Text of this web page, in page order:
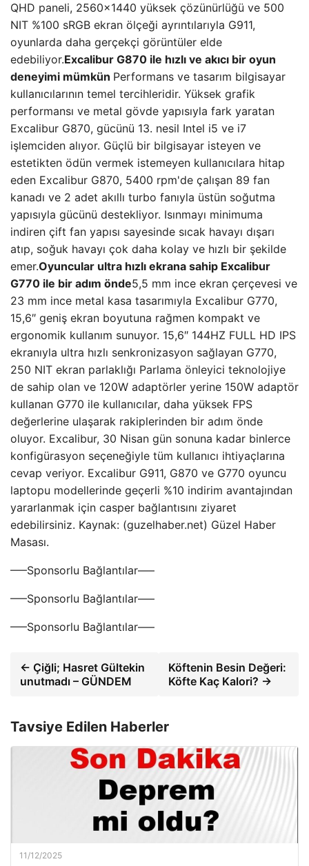
QHD paneli, 2560×1440 yüksek çözünürlüğü ve 500
NIT %100 sRGB ekran ölçeği ayrıntılarıyla G911,
oyunlarda daha gerçekçi görüntüler elde
edebiliyor.Excalibur G870 ile hızlı ve akıcı bir oyun
deneyimi mümkün Performans ve tasarım bilgisayar
kullanıcılarının temel tercihleridir. Yüksek grafik
performansı ve metal gövde yapısıyla fark yaratan
Excalibur G870, gücünü 13. nesil Intel i5 ve i7
işlemciden alıyor. Güçlü bir bilgisayar isteyen ve
estetikten ödün vermek istemeyen kullanıcılara hitap
eden Excalibur G870, 5400 rpm'de çalışan 89 fan
kanadı ve 2 adet akıllı turbo fanıyla üstün soğutma
yapısıyla gücünü destekliyor. Isınmayı minimuma
indiren çift fan yapısı sayesinde sıcak havayı dışarı
atıp, soğuk havayı çok daha kolay ve hızlı bir şekilde
emer.Oyuncular ultra hızlı ekrana sahip Excalibur
G770 ile bir adım önde5,5 mm ince ekran çerçevesi ve
23 mm ince metal kasa tasarımıyla Excalibur G770,
15,6″ geniş ekran boyutuna rağmen kompakt ve
ergonomik kullanım sunuyor. 15,6″ 144HZ FULL HD IPS
ekranıyla ultra hızlı senkronizasyon sağlayan G770,
250 NIT ekran parlaklığı Parlama önleyici teknolojiye
de sahip olan ve 120W adaptörler yerine 150W adaptör
kullanan G770 ile kullanıcılar, daha yüksek FPS
değerlerine ulaşarak rakiplerinden bir adım önde
oluyor. Excalibur, 30 Nisan gün sonuna kadar binlerce
konfigürasyon seçeneğiyle tüm kullanıcı ihtiyaçlarına
cevap veriyor. Excalibur G911, G870 ve G770 oyuncu
laptopu modellerinde geçerli %10 indirim avantajından
yararlanmak için casper bağlantısını ziyaret
edebilirsiniz. Kaynak: (guzelhaber.net) Güzel Haber
Masası.
—–Sponsorlu Bağlantılar—–
—–Sponsorlu Bağlantılar—–
—–Sponsorlu Bağlantılar—–
← Çiğli; Hasret Gültekin
unutmadı – GÜNDEM
Köftenin Besin Değeri:
Köfte Kaç Kalori? →
Tavsiye Edilen Haberler
11/12/2025